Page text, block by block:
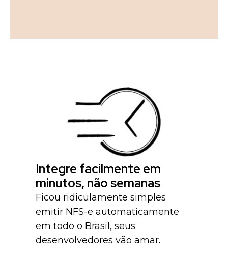
Integre facilmente em
minutos, não semanas
Ficou ridiculamente simples
emitir NFS-e automaticamente
em todo o Brasil, seus
desenvolvedores vão amar.